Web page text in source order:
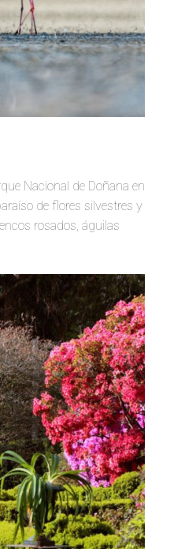
Nacional de Doñana en
de flores silvestres y
rosados, águilas